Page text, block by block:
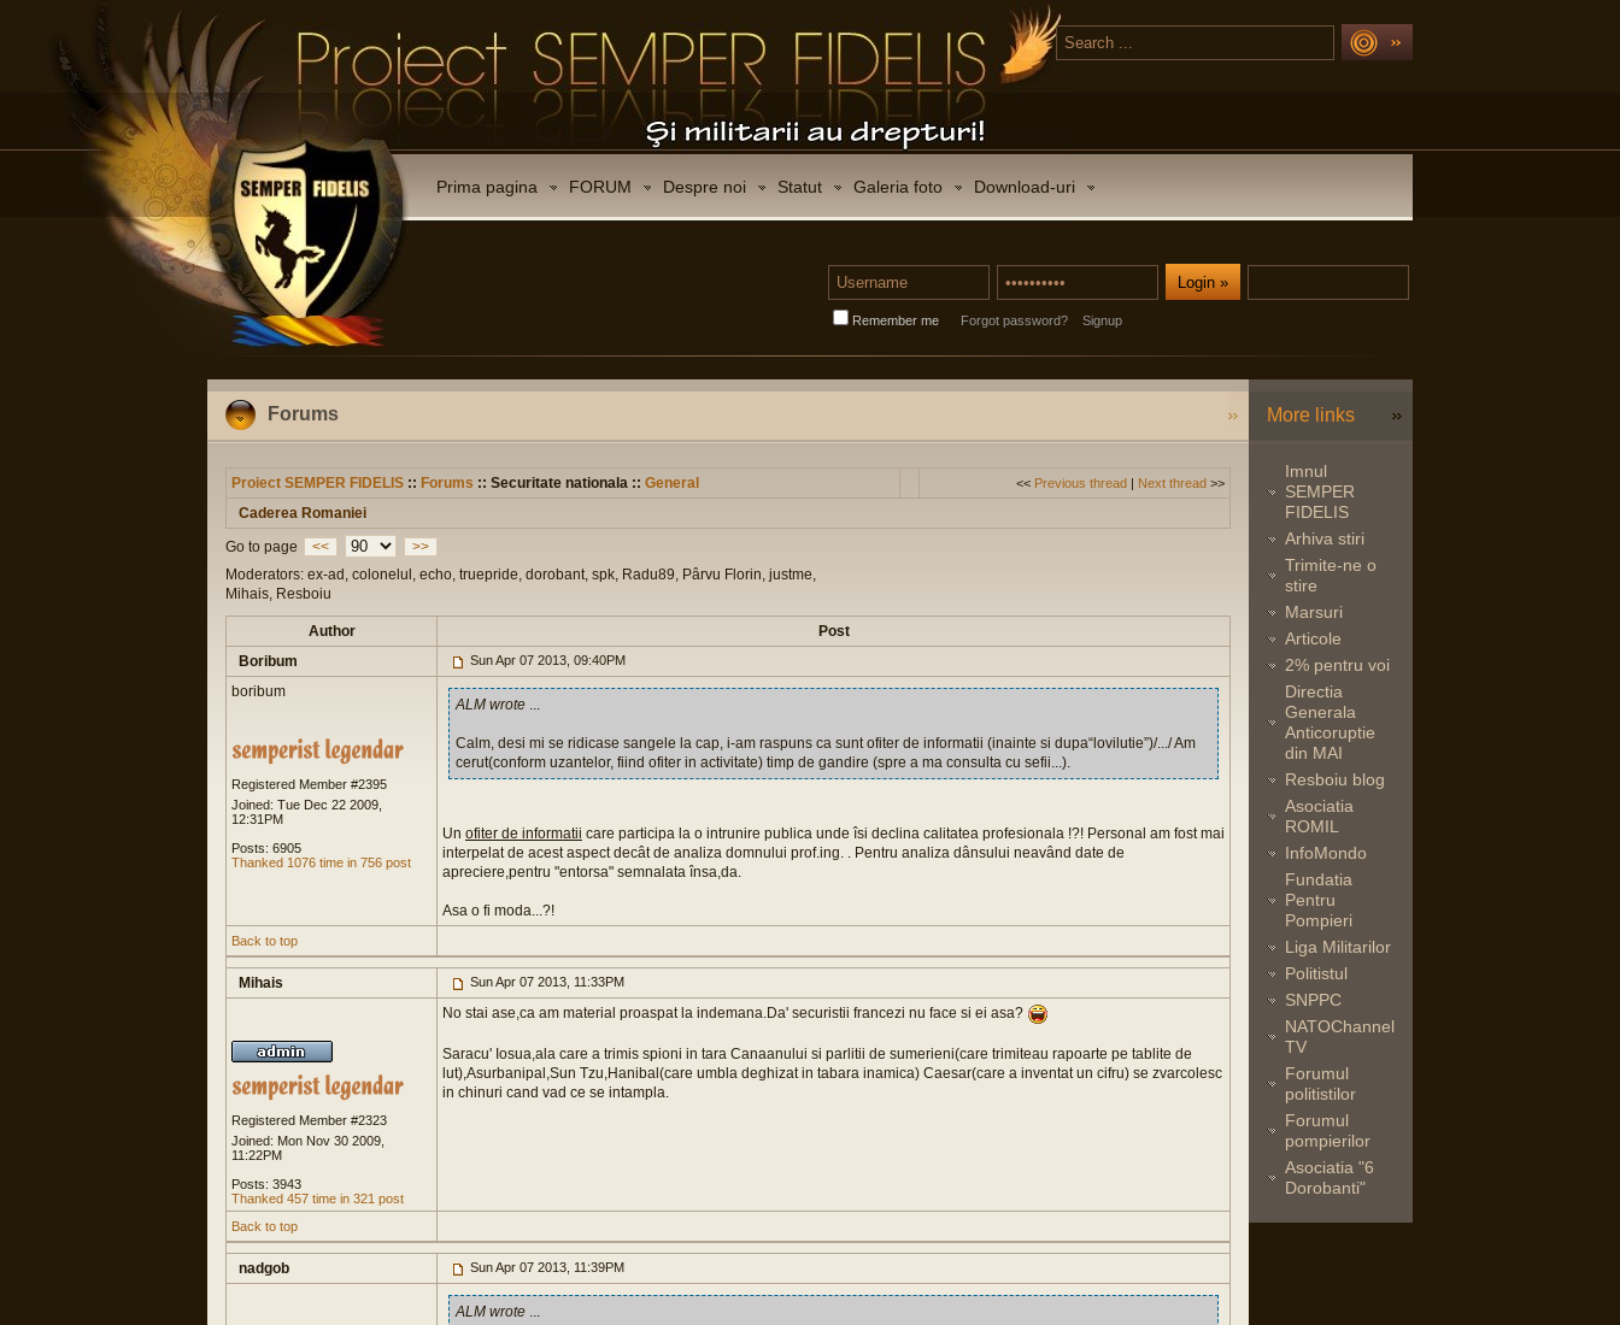
Prima pagina FORUM Despre noi Statut Galeria foto Download-uri
Remember me Forgot password? Signup
Forums
Proiect SEMPER FIDELIS :: Forums :: Securitate nationala :: General << Previous thread | Next thread >>
Caderea Romaniei
Go to page
<<
>>
Moderators: ex-ad, colonelul, echo, truepride, dorobant, spk, Radu89, Pârvu Florin, justme,
Mihais, Resboiu
Author
Post
Boribum
Sun Apr 07 2013, 09:40PM
boribum
Registered Member #2395
Joined: Tue Dec 22 2009,
12:31PM
Posts: 6905
Thanked 1076 time in 756 post
ALM wrote ...
Calm, desi mi se ridicase sangele la cap, i-am raspuns ca sunt ofiter de informatii (inainte si dupa“lovilutie”)/.../ Am
cerut(conform uzantelor, fiind ofiter in activitate) timp de gandire (spre a ma consulta cu sefii...).
Un ofiter de informatii care participa la o intrunire publica unde îsi declina calitatea profesionala !?! Personal am fost mai
interpelat de acest aspect decât de analiza domnului prof.ing. . Pentru analiza dânsului neavând date de
apreciere,pentru "entorsa" semnalata însa,da.
Asa o fi moda...?!
Back to top
Mihais Sun Apr 07 2013, 11:33PM
Registered Member #2323
Joined: Mon Nov 30 2009,
11:22PM
Posts: 3943
Thanked 457 time in 321 post
No stai ase,ca am material proaspat la indemana.Da' securistii francezi nu face si ei asa?
Saracu' Iosua,ala care a trimis spioni in tara Canaanului si parlitii de sumerieni(care trimiteau rapoarte pe tablite de
lut),Asurbanipal,Sun Tzu,Hanibal(care umbla deghizat in tabara inamica) Caesar(care a inventat un cifru) se zvarcolesc
in chinuri cand vad ce se intampla.
Back to top
nadgob Sun Apr 07 2013, 11:39PM
ALM wrote ...
More links
Imnul
SEMPER
FIDELIS
Arhiva stiri
Trimite-ne o
stire
Marsuri
Articole
2% pentru voi
Directia
Generala
Anticoruptie
din MAI
Resboiu blog
Asociatia
ROMIL
InfoMondo
Fundatia
Pentru
Pompieri
Liga Militarilor
Politistul
SNPPC
NATOChannel
TV
Forumul
politistilor
Forumul
pompierilor
Asociatia "6
Dorobanti"